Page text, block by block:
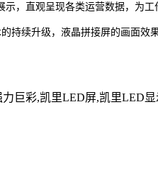
，直观呈现各类运营数据，为工
持续升级，液晶拼接屏的画面效
巨彩,凯里LED屏,凯里LED显